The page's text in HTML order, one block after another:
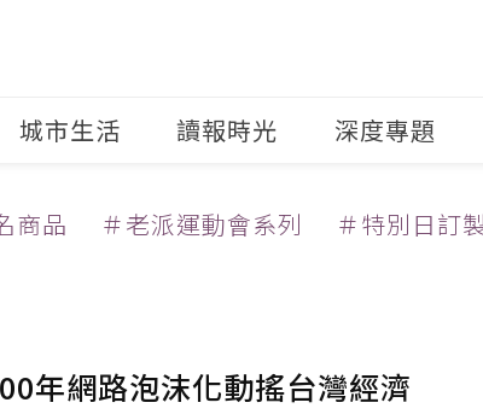
城市生活 讀報時光 深度專題
商品 ＃老派運動會系列 ＃特別日訂
年網路泡沫化動搖台灣經濟